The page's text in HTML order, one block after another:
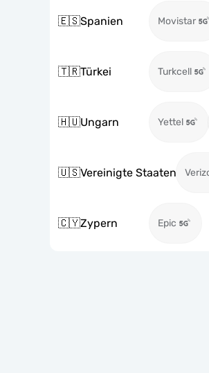
🇪🇸Spanien Movistar
🇹🇷Türkei Turkcell
🇭🇺Ungarn Yettel
🇺🇸Vereinigte Staaten
🇨🇾Zypern Epic